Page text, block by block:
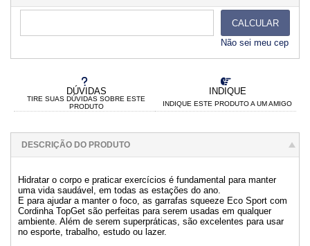
DÚVIDAS
TIRE SUAS DÚVIDAS SOBRE ESTE
PRODUTO
INDIQUE
INDIQUE ESTE PRODUTO A UM AMIGO
CALCULAR
Não sei meu cep
DESCRIÇÃO DO PRODUTO
Hidratar o corpo e praticar exercícios é fundamental para manter
uma vida saudável, em todas as estações do ano.
E para ajudar a manter o foco, as garrafas squeeze Eco Sport com
Cordinha TopGet são perfeitas para serem usadas em qualquer
ambiente. Além de serem superpráticas, são excelentes para usar
no esporte, trabalho, estudo ou lazer.